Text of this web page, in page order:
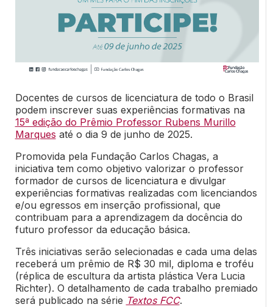
Docentes de cursos de licenciatura de todo o Brasil
podem inscrever suas experiências formativas na
15ª edição do Prêmio Professor Rubens Murillo
Marques até o dia 9 de junho de 2025.
Promovida pela Fundação Carlos Chagas, a
iniciativa tem como objetivo valorizar o professor
formador de cursos de licenciatura e divulgar
experiências formativas realizadas com licenciandos
e/ou egressos em inserção profissional, que
contribuam para a aprendizagem da docência do
futuro professor da educação básica.
Três iniciativas serão selecionadas e cada uma delas
receberá um prêmio de R$ 30 mil, diploma e troféu
(réplica de escultura da artista plástica Vera Lucia
Richter). O detalhamento de cada trabalho premiado
será publicado na série Textos FCC.